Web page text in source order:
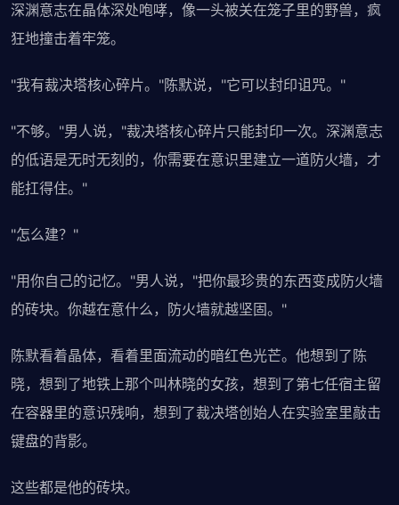
深渊意志在晶体深处咆哮，像一头被关在笼子里的野兽，疯
狂地撞击着牢笼。
"我有裁决塔核心碎片。"陈默说，"它可以封印诅咒。"
"不够。"男人说，"裁决塔核心碎片只能封印一次。深渊意志
的低语是无时无刻的，你需要在意识里建立一道防火墙，才
能扛得住。"
"怎么建？"
"用你自己的记忆。"男人说，"把你最珍贵的东西变成防火墙
的砖块。你越在意什么，防火墙就越坚固。"
陈默看着晶体，看着里面流动的暗红色光芒。他想到了陈
晓，想到了地铁上那个叫林晓的女孩，想到了第七任宿主留
在容器里的意识残响，想到了裁决塔创始人在实验室里敲击
键盘的背影。
这些都是他的砖块。